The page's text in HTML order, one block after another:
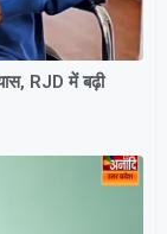
RJD में बढ़ी